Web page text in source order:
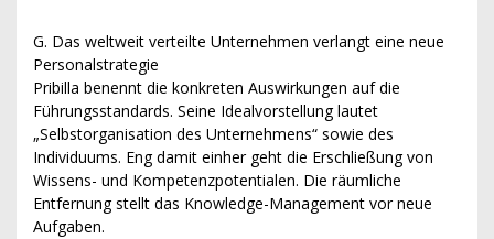
G. Das weltweit verteilte Unternehmen verlangt eine neue
Personalstrategie
Pribilla benennt die konkreten Auswirkungen auf die
Führungsstandards. Seine Idealvorstellung lautet
„Selbstorganisation des Unternehmens“ sowie des
Individuums. Eng damit einher geht die Erschließung von
Wissens- und Kompetenzpotentialen. Die räumliche
Entfernung stellt das Knowledge-Management vor neue
Aufgaben.